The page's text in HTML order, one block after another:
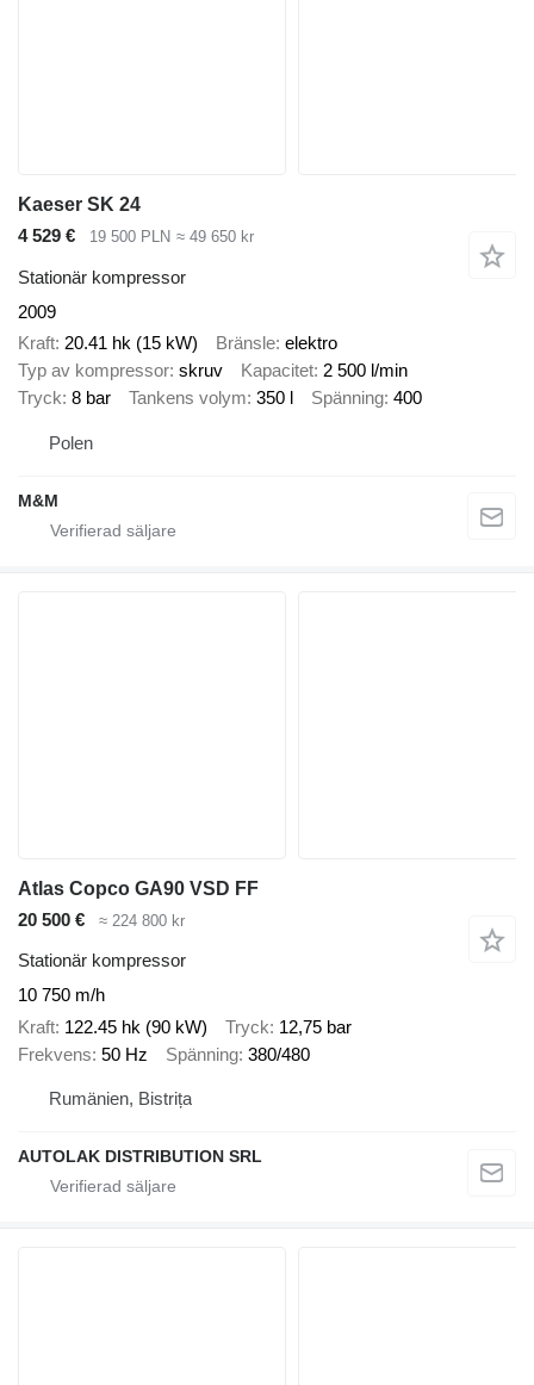
Kaeser SK 24
4 529 €
19 500 PLN ≈ 49 650 kr
Stationär kompressor
2009
Kraft 20.41 hk (15 kW) Bränsle elektro
Typ av kompressor skruv Kapacitet 2 500 l/min
Tryck 8 bar Tankens volym 350 l Spänning 400
Polen
M&M
Atlas Copco GA90 VSD FF
20 500 €
≈ 224 800 kr
Stationär kompressor
10 750 m/h
Kraft 122.45 hk (90 kW) Tryck 12,75 bar
Frekvens 50 Hz Spänning 380/480
Rumänien, Bistrița
AUTOLAK DISTRIBUTION SRL